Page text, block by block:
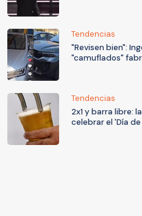
Tendencias
"Revisen bien":
"camuflados"
Tendencias
2x1 y barra libre:
celebrar el 'Día